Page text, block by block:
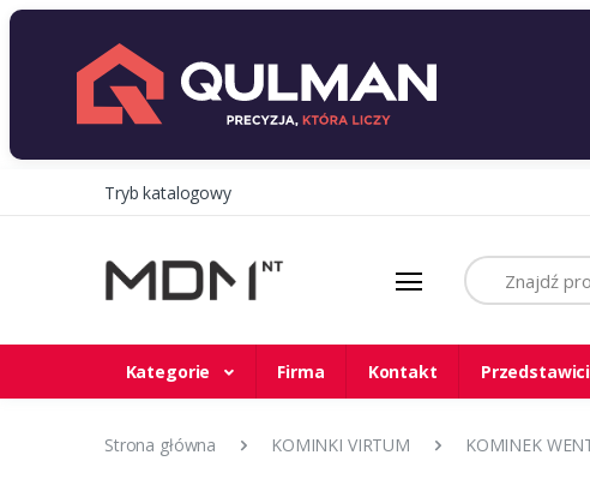
Tryb katalogowy
Szukaj
Kategorie Firma Kontakt
Strona główna KOMINKI VIRTUM KOMINEK